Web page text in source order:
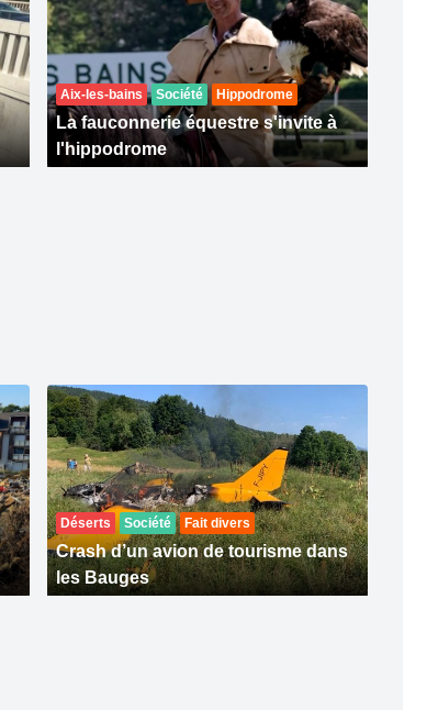
Aix-les-bains Société Hippodrome
La fauconnerie équestre s'invite à
l'hippodrome
Déserts Société Fait divers
Crash d’un avion de tourisme dans
les Bauges